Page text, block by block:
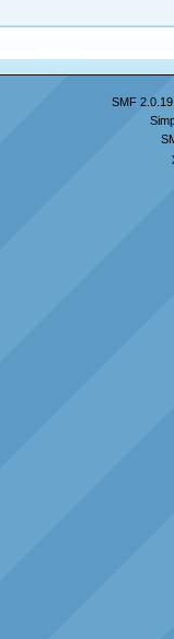
SMF 2.0.19